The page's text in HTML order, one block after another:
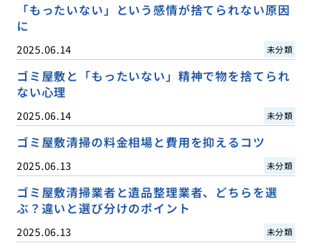
「もったいない」という感情が捨てられない原因
に
2025.06.14 未分類
ゴミ屋敷と「もったいない」精神で物を捨てられ
ない心理
2025.06.14 未分類
ゴミ屋敷清掃の料金相場と費用を抑えるコツ
2025.06.13 未分類
ゴミ屋敷清掃業者と遺品整理業者、どちらを選
ぶ？違いと選び分けのポイント
2025.06.13 未分類